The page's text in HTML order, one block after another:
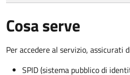
Cosa serve
Per accedere al servizio, assicurati
SPID (sistema pubblico di